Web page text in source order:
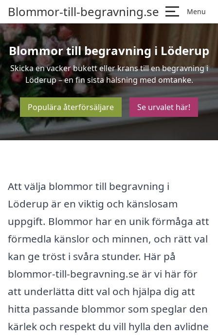
Blommor-till-begravning.se Menu
Blommor till begravning i Löderup
Skicka en vacker bukett eller krans till en begravning i
Löderup – en fin sista hälsning med omtanke.
Populära återförsäljare Se urvalet här!
Att välja blommor till begravning i
Löderup är en viktig och känslosam
uppgift. Blommor har en unik förmåga att
förmedla känslor och minnen, och rätt val
kan ge tröst i svåra stunder. Här på
blommor-till-begravning.se är vi här för
att underlätta ditt val och hjälpa dig att
hitta passande blommor som speglar den
kärlek och respekt du vill hylla den avlidne